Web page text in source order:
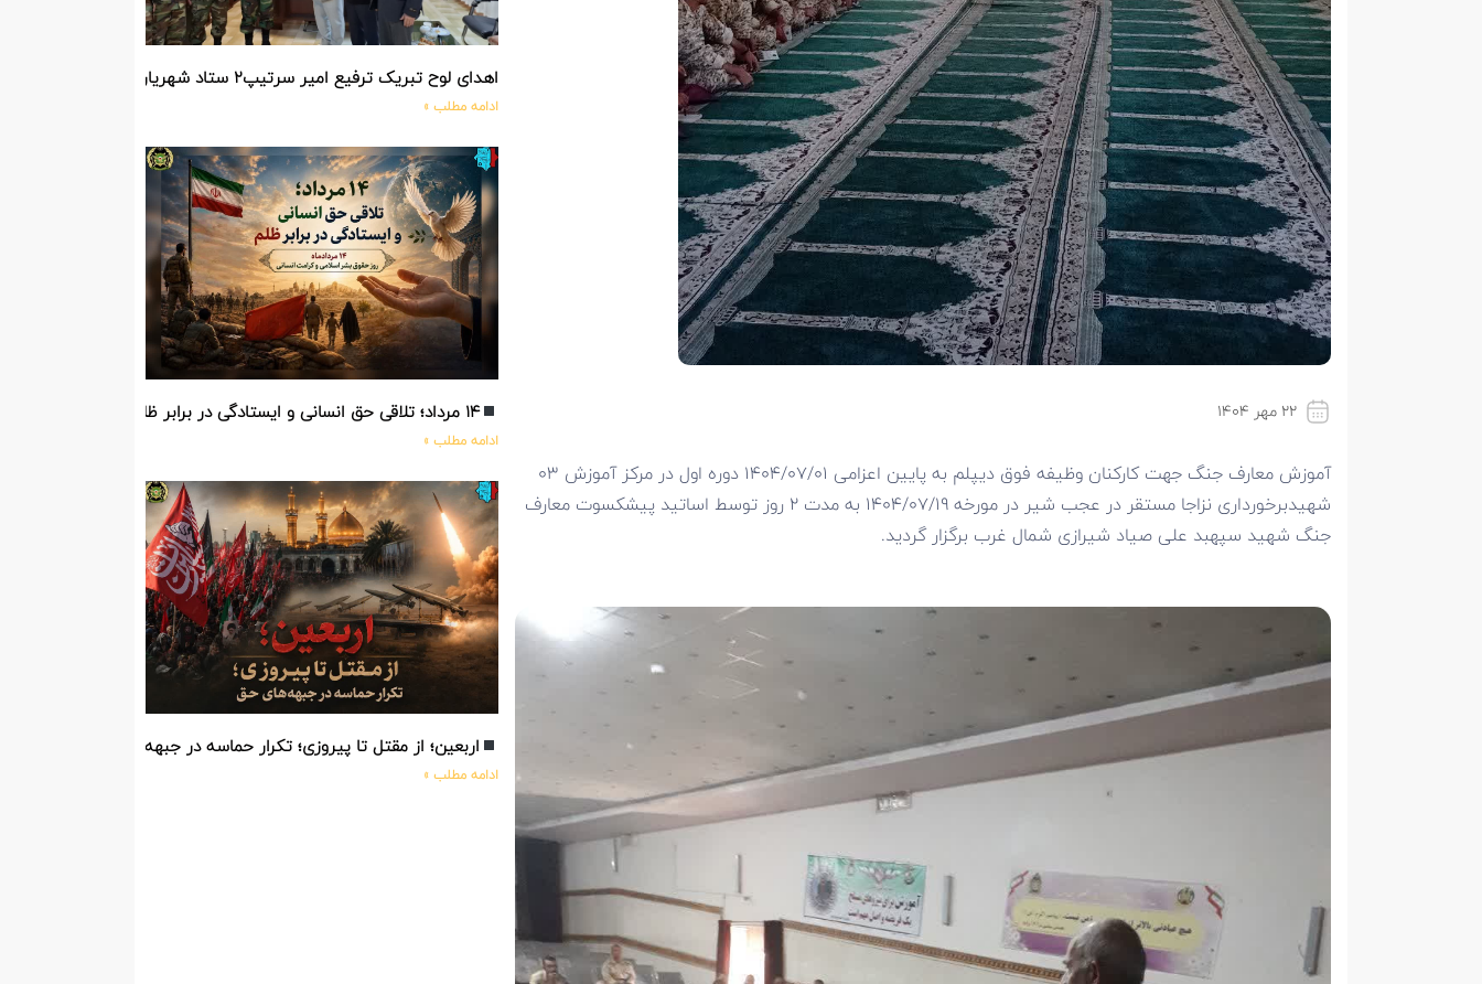
۲۲ مهر ۱۴۰۴
آموزش معارف جنگ جهت کارکنان وظیفه فوق دیپلم به پایین اعزامی ۱۴۰۴/۰۷/۰۱ دوره اول در مرکز آموزش ۰۳
شهیدبرخورداری نزاجا مستقر در عجب شیر در مورخه ۱۴۰۴/۰۷/۱۹ به مدت ۲ روز توسط اساتید پیشکسوت معارف
جنگ شهید سپهبد علی صیاد شیرازی شمال غرب برگزار گردید.
اهدای لوح تبریک ترفیع امیر سرتیپ۲ ستاد شهریار پورفضلی فرمانده تیپ ۳۶۴ شهید نصیرزاده نزاجا مستقر در مهاباد
ادامه مطلب »
۱۴ مرداد؛ تلاقی حق انسانی و ایستادگی در برابر ظلم
ادامه مطلب »
اربعین؛ از مقتل تا پیروزی؛ تکرار حماسه در جبهه‌های حق
ادامه مطلب »